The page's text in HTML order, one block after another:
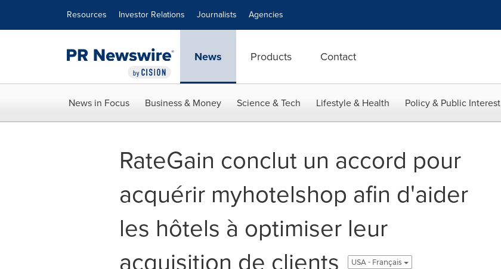
Resources Investor Relations Journalists Agencies
News Products Contact
News in Focus Business & Money Science & Tech Lifestyle & Health Policy & Public Interest
RateGain conclut un accord pour
acquérir myhotelshop afin d'aider
les hôtels à optimiser leur
USA - Français